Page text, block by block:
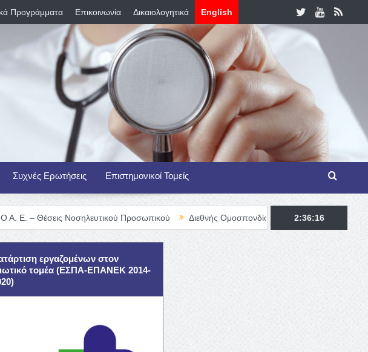
Προγράμματα Επικοινωνία Δικαιολογητικά English
Συχνές Ερωτήσεις Επιστημονικοί Τομείς
Νοσηλευτικού Προσωπικού Διεθνής Ομοσπονδία Θαλασσαιμίας – TIF Fellowship
2:36:17
εργαζομένων στον
τομέα (ΕΣΠΑ-ΕΠΑΝΕΚ 2014-